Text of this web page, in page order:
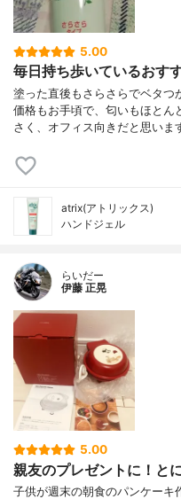
5.00
毎日持ち歩いているおす
塗った直後もさらさらでベタつ
価格もお手頃で、匂いもほとん
さく、オフィス向きだと思いま
atrix(アトリックス)
ハンドジェル
らいだー
伊藤 正晃
5.00
親友のプレゼントに！と
子供が週末の朝食のパンケーキ